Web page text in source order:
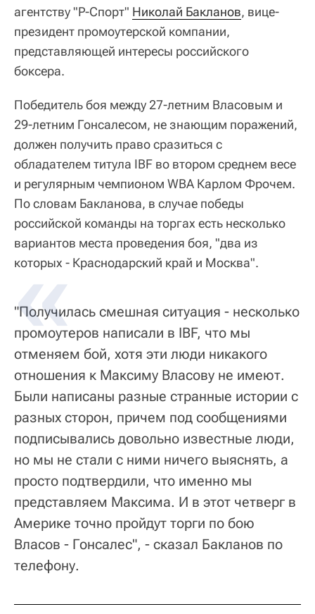
агентству "Р-Спорт" Николай Бакланов, вице-
президент промоутерской компании,
представляющей интересы российского
боксера.
Победитель боя между 27-летним Власовым и
29-летним Гонсалесом, не знающим поражений,
должен получить право сразиться с
обладателем титула IBF во втором среднем весе
и регулярным чемпионом WBA Карлом Фрочем.
По словам Бакланова, в случае победы
российской команды на торгах есть несколько
вариантов места проведения боя, "два из
которых - Краснодарский край и Москва".
"Получилась смешная ситуация - несколько
промоутеров написали в IBF, что мы
отменяем бой, хотя эти люди никакого
отношения к Максиму Власову не имеют.
Были написаны разные странные истории с
разных сторон, причем под сообщениями
подписывались довольно известные люди,
но мы не стали с ними ничего выяснять, а
просто подтвердили, что именно мы
представляем Максима. И в этот четверг в
Америке точно пройдут торги по бою
Власов - Гонсалес", - сказал Бакланов по
телефону.